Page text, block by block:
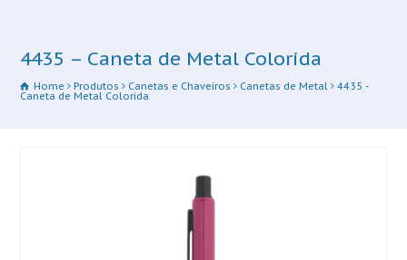
4435 – Caneta de Metal Colorida
Home Produtos Canetas e Chaveiros Canetas de Metal 4435 -
Caneta de Metal Colorida